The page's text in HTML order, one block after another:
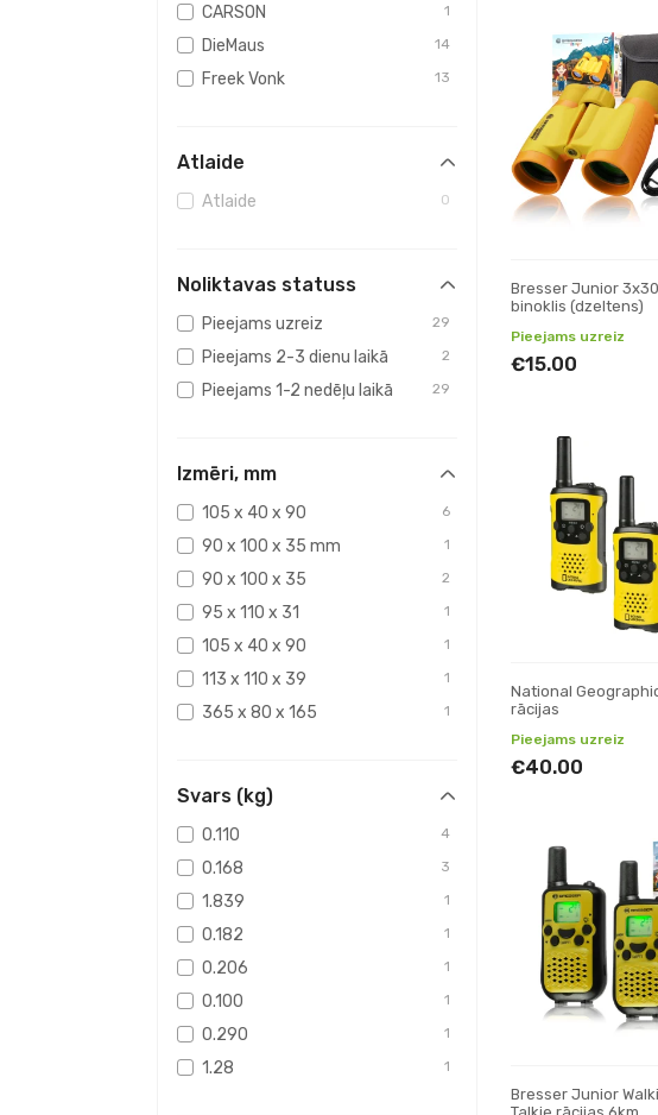
CARSON 1
DieMaus 14
Freek Vonk 13
Atlaide
Atlaide 0
Noliktavas statuss
Pieejams uzreiz 29
Pieejams 2-3 dienu laikā 2
Pieejams 1-2 nedēļu laikā 29
Izmēri, mm
105 x 40 x 90 6
90 x 100 x 35 mm 1
90 x 100 x 35 2
95 x 110 x 31 1
105 x 40 x 90 1
113 x 110 x 39 1
365 x 80 x 165 1
Svars (kg)
0.110 4
0.168 3
1.839 1
0.182 1
0.206 1
0.100 1
0.290 1
1.28 1
Bresser Junior 3x30
binoklis (dzeltens)
Pieejams uzreiz
€15.00
National
rācijas
Pieejams uzreiz
€40.00
Bresser Junior